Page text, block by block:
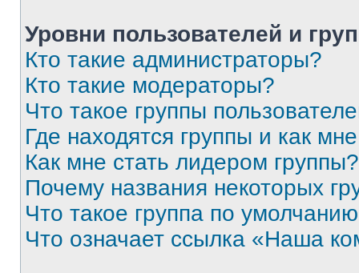
Уровни пользователей и
Кто такие администраторы?
Кто такие модераторы?
Что такое группы
Где находятся группы и как
Как мне стать лидером группы?
Почему названия некоторых
Что такое группа по
Что означает ссылка «Наша